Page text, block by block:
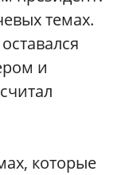
темах.
и
которые